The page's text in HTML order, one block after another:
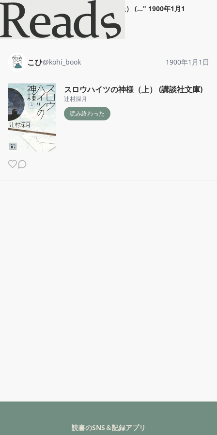
スロウハイツの神様（上） (..." 1900年1月1
日
ホーム
こひ 投稿
こひ@kohi_book 1900年1月1日
スロウハイツの神様（上） (講談社文庫)
辻村深月
読み終わった
読書のSNS＆記録アプリ